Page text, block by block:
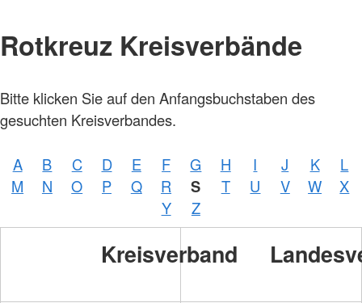
Rotkreuz Kreisverbände
Bitte klicken Sie auf den Anfangsbuchstaben des
gesuchten Kreisverbandes.
A B C D E F G H I J K
L
M
N O P Q R S T U V W
X
Y
Z
Kreisverband